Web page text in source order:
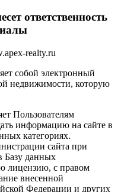
ответственность
realty.ru
собой электронный
недвижимости, которую
Пользователям
информацию на сайте в
категориях.
сайта при
Базу данных
лицензию, с правом
внесенной
Федерации и других